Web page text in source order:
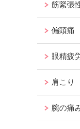
筋緊張
偏頭痛
眼精疲
肩こり
腕の痛